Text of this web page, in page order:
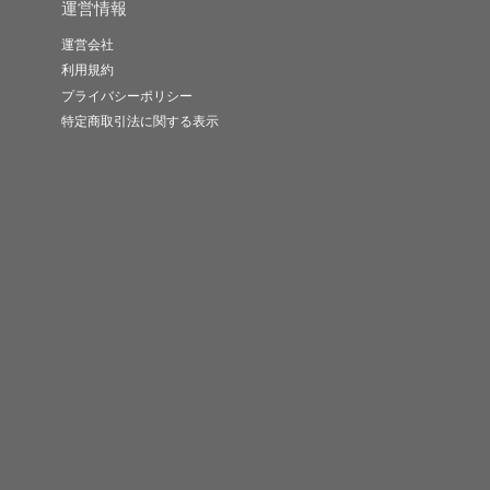
運営情報
運営会社
利用規約
プライバシーポリシー
特定商取引法に関する表示